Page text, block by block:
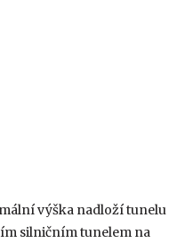
výška nadloží tunelu
silničním tunelem na